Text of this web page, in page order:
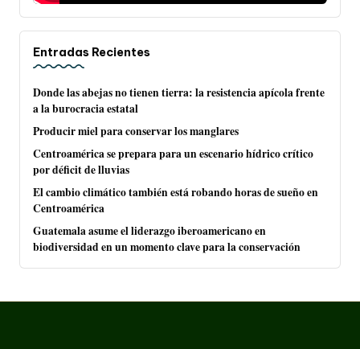
Entradas Recientes
Donde las abejas no tienen tierra: la resistencia apícola frente
a la burocracia estatal
Producir miel para conservar los manglares
Centroamérica se prepara para un escenario hídrico crítico
por déficit de lluvias
El cambio climático también está robando horas de sueño en
Centroamérica
Guatemala asume el liderazgo iberoamericano en
biodiversidad en un momento clave para la conservación